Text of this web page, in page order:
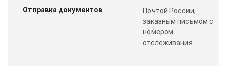
Отправка документов
Почтой России,
заказным письмом с
номером
отслеживания